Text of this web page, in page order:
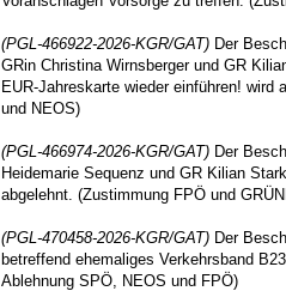
(PGL-466922-2026-KGR/GAT)Der
GRin Christina Wirnsberger und GR
EUR-Jahreskarte wieder einführen!
und NEOS)
(PGL-466974-2026-KGR/GAT)Der
Heidemarie Sequenz und GR Kilian
abgelehnt. (Zustimmung FPÖ und
(PGL-470458-2026-KGR/GAT)Der
betreffend ehemaliges Verkehrsband
Ablehnung SPÖ, NEOS und FPÖ)